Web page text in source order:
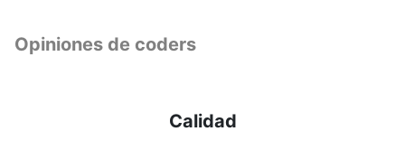
Opiniones de coders
Calidad